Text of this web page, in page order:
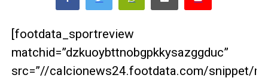
[footdata_sportreview
matchid=”dzkuoybttnobgpkkysazggduc”
src=”//calcionews24.footdata.com/snippet/